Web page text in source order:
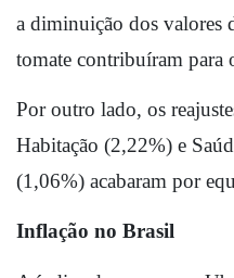
a diminuição dos valores
tomate contribuíram para
Por outro lado, os
Habitação (2,22%) e
(1,06%) acabaram por
Inflação no Brasil